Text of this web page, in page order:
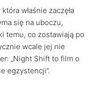
właśnie zaczęła
się na uboczu,
temu, co zostawiają po
wcale jej nie
„Night Shift to film o
egzystencji”.